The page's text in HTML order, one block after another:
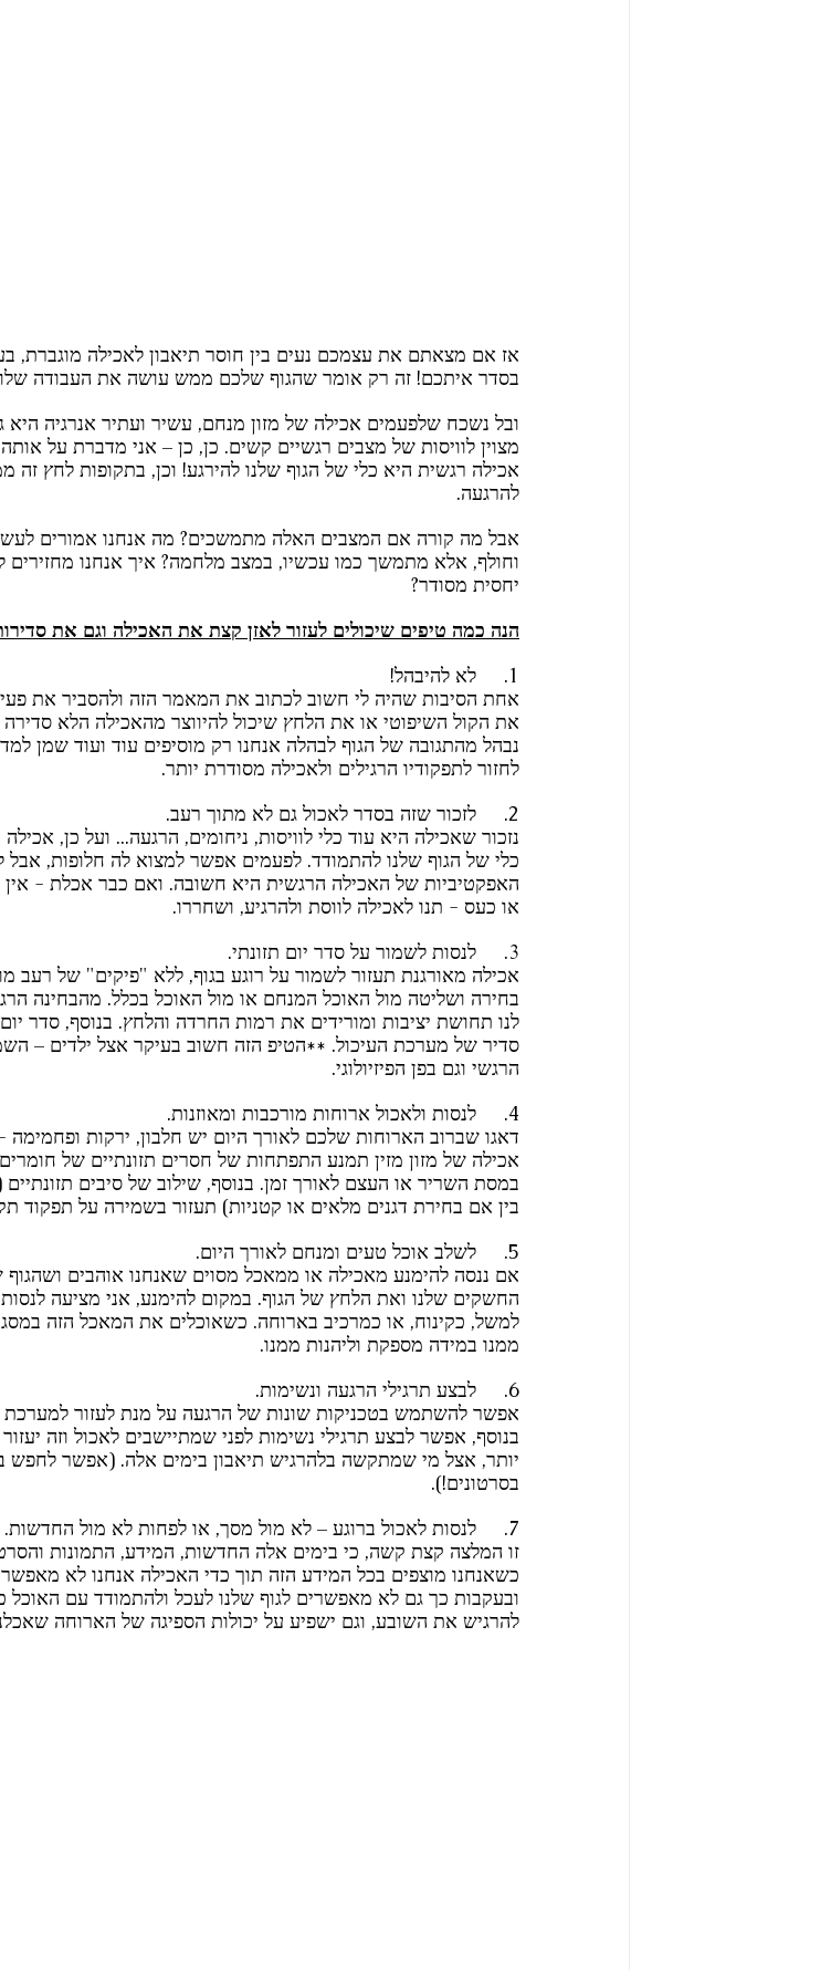
אז אם מצאתם את עצמכם נעים בין חוסר תיאבון לאכילה מוגברת,
בסדר איתכם! זה רק אומר שהגוף שלכם ממש עושה את העבודה שלו
ובל נשכח שלפעמים אכילה של מזון מנחם, עשיר ועתיר אנרגיה היא
מצוין לוויסות של מצבים רגשיים קשים. כן, כן – אני מדברת על
אכילה רגשית היא כלי של הגוף שלנו להירגע! וכן, בתקופות לחץ
להרגעה.
אבל מה קורה אם המצבים האלה מתמשכים? מה אנחנו אמורים
וחולף, אלא מתמשך כמו עכשיו, במצב מלחמה? איך אנחנו
יחסית מסודר?
הנה כמה טיפים שיכולים לעזור לאזן קצת את האכילה וגם את
1.     לא להיבהל!
אחת הסיבות שהיה לי חשוב לכתוב את המאמר הזה ולהסביר את
את הקול השיפוטי או את הלחץ שיכול להיווצר מהאכילה הלא
נבהל מהתגובה של הגוף לבהלה אנחנו רק מוסיפים עוד ועוד שמן
לחזור לתפקודיו הרגילים ולאכילה מסודרת יותר.
2.     לזכור שזה בסדר לאכול גם לא מתוך רעב.
נזכור שאכילה היא עוד כלי לוויסות, ניחומים, הרגעה... ועל כן,
כלי של הגוף שלנו להתמודד. לפעמים אפשר למצוא לה חלופות, אבל
האפקטיביות של האכילה הרגשית היא חשובה. ואם כבר אכלת -
או כעס - תנו לאכילה לווסת ולהרגיע, ושחררו.
3.     לנסות לשמור על סדר יום תזונתי.
אכילה מאורגנת תעזור לשמור על רוגע בגוף, ללא "פיקים" של רעב
בחירה ושליטה מול האוכל המנחם או מול האוכל בכלל. מהבחינה
לנו תחושת יציבות ומורידים את רמות החרדה והלחץ. בנוסף, סדר
סדיר של מערכת העיכול. **הטיפ הזה חשוב בעיקר אצל ילדים –
הרגשי וגם בפן הפיזיולוגי.
4.     לנסות ולאכול ארוחות מורכבות ומאוזנות.
דאגו שברוב הארוחות שלכם לאורך היום יש חלבון, ירקות
אכילה של מזון מזין תמנע התפתחות של חסרים תזונתיים של חומרים
במסת השריר או העצם לאורך זמן. בנוסף, שילוב של סיבים תזונתיים
בין אם בחירת דגנים מלאים או קטניות) תעזור בשמירה על תפקוד
5.     לשלב אוכל טעים ומנחם לאורך היום.
אם ננסה להימנע מאכילה או ממאכל מסוים שאנחנו אוהבים
החשקים שלנו ואת הלחץ של הגוף. במקום להימנע, אני מציעה
למשל, כקינוח, או כמרכיב בארוחה. כשאוכלים את המאכל הזה
ממנו במידה מספקת וליהנות ממנו.
6.     לבצע תרגילי הרגעה ונשימות.
אפשר להשתמש בטכניקות שונות של הרגעה על מנת לעזור למערכת
בנוסף, אפשר לבצע תרגילי נשימות לפני שמתיישבים לאכול וזה
יותר, אצל מי שמתקשה בלהרגיש תיאבון בימים אלה. (אפשר לחפש
בסרטונים!).
7.     לנסות לאכול ברוגע – לא מול מסך, או לפחות לא מול החדשות.
זו המלצה קצת קשה, כי בימים אלה החדשות, המידע, התמונות
כשאנחנו מוצפים בכל המידע הזה תוך כדי האכילה אנחנו לא
ובעקבות כך גם לא מאפשרים לגוף שלנו לעכל ולהתמודד עם האוכל
להרגיש את השובע, וגם ישפיע על יכולות הספיגה של הארוחה